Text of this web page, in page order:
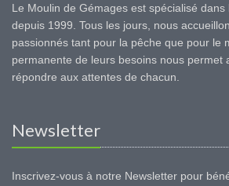
Le Moulin de Gémages est spécialisé
depuis 1999. Tous les jours, nous
passionnés tant pour la pêche que pour le
permanente de leurs besoins nous permet
répondre aux attentes de chacun.
Newsletter
Inscrivez-vous à notre Newsletter pour